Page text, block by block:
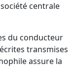
centrale
du conducteur
transmises
assure la